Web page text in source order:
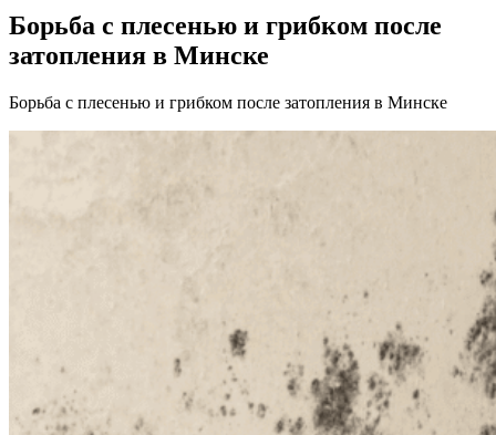
Борьба с плесенью и грибком после
затопления в Минске
Борьба с плесенью и грибком после затопления в Минске